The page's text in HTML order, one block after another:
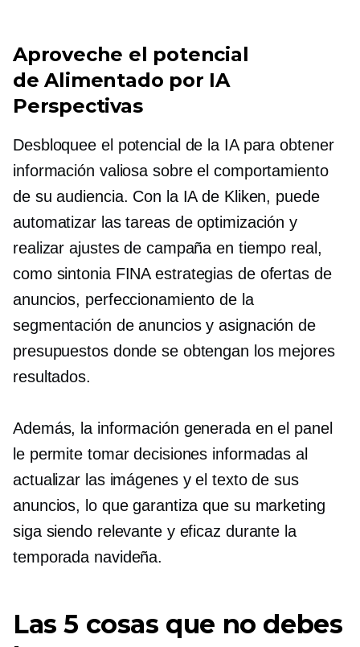
Aproveche el potencial
deAlimentado por IA
Perspectivas
Desbloquee el potencial de la IA para obtener
información valiosa sobre el comportamiento
de su audiencia. Con la IA de Kliken, puede
automatizar las tareas de optimización y
realizar ajustes de campaña en tiempo real,
como sintonia FINAestrategias de ofertas de
anuncios, perfeccionamiento de la
segmentación de anuncios y asignación de
presupuestos donde se obtengan los mejores
resultados.
Además, la información generada en el panel
le permite tomar decisiones informadas al
actualizar las imágenes y el texto de sus
anuncios, lo que garantiza que su marketing
siga siendo relevante y eficaz durante la
temporada navideña.
Las 5 cosas que no debes